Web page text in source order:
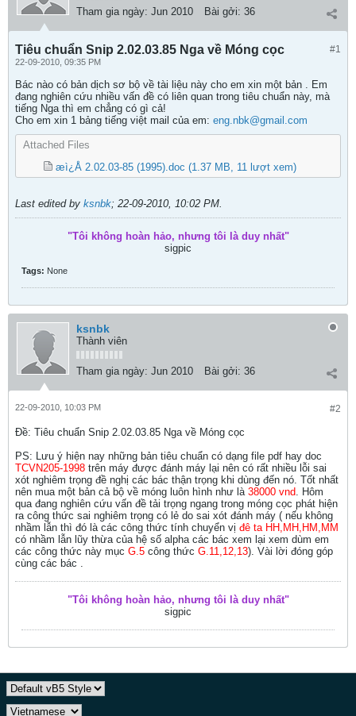
Tham gia ngày: Jun 2010 Bài gởi: 36
#1
Tiêu chuẩn Snip 2.02.03.85 Nga về Móng cọc
22-09-2010, 09:35 PM
Bác nào có bản dịch sơ bộ về tài liệu này cho em xin một bản . Em
đang nghiên cứu nhiều vấn đề có liên quan trong tiêu chuẩn này, mà
tiếng Nga thì em chẳng có gì cả!
Cho em xin 1 bảng tiếng việt mail của em: eng.nbk@gmail.com
Attached Files
æì¿Å 2.02.03-85 (1995).doc (1.37 MB, 11 lượt xem)
Last edited by ksnbk; 22-09-2010, 10:02 PM.
"Tôi không hoàn hảo, nhưng tôi là duy nhất"
sigpic
Tags: None
ksnbk
Thành viên
Tham gia ngày: Jun 2010 Bài gởi: 36
#2
22-09-2010, 10:03 PM
Ðề: Tiêu chuẩn Snip 2.02.03.85 Nga về Móng cọc
PS: Lưu ý hiện nay những bản tiêu chuẩn có dạng file pdf hay doc
TCVN205-1998 trên máy được đánh máy lại nên có rất nhiều lỗi sai
xót nghiêm trọng đề nghị các bác thận trọng khi dùng đến nó. Tốt nhất
nên mua một bản cả bộ về móng luôn hình như là 38000 vnd. Hôm
qua đang nghiên cứu vấn đề tải trọng ngang trong móng cọc phát hiện
ra công thức sai nghiêm trọng có lẻ do sai xót đánh máy ( nếu không
nhầm lẫn thì đó là các công thức tính chuyển vị đê ta HH,MH,HM,MM
có nhầm lẫn lũy thừa của hệ số alpha các bác xem lại xem dùm em
các công thức này mục G.5 công thức G.11,12,13). Vài lời đóng góp
cùng các bác .
"Tôi không hoàn hảo, nhưng tôi là duy nhất"
sigpic